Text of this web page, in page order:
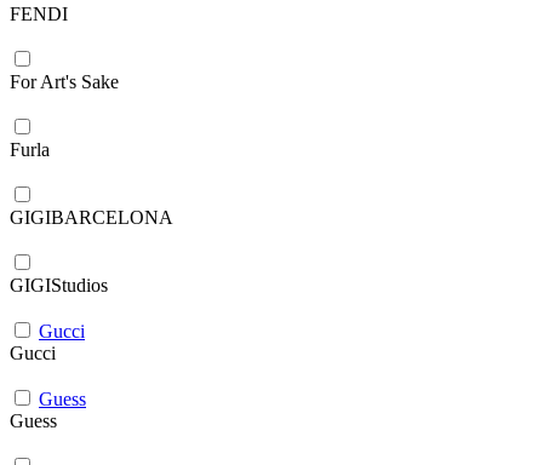
FENDI
For Art's Sake
Furla
GIGIBARCELONA
GIGIStudios
Gucci
Gucci
Guess
Guess